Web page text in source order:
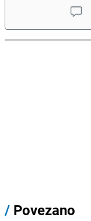
/ Povezano